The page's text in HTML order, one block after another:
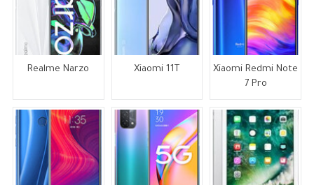
Realme Narzo Xiaomi 11T
Xiaomi Redmi Note
7 Pro